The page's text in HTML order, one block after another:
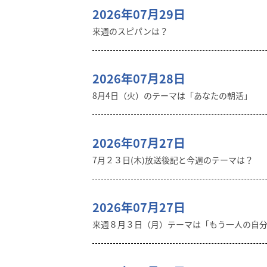
2026年07月29日
来週のスピパンは？
2026年07月28日
8月4日（火）のテーマは「あなたの朝活」
2026年07月27日
7月２３日(木)放送後記と今週のテーマは？
2026年07月27日
来週８月３日（月）テーマは「もう一人の自